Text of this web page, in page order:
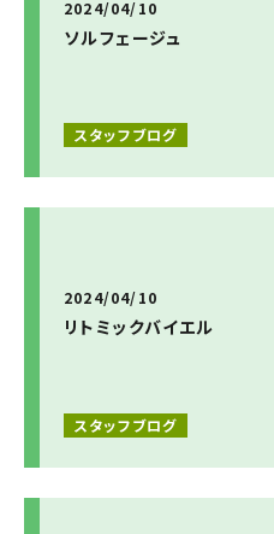
2024/04/10
スタッフブログ
ソルフェージュ
2024/04/10
スタッフブログ
リトミックバイエル